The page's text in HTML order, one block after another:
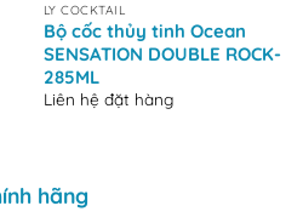
LY COCKTAIL
Bộ cốc thủy tinh Ocean
SENSATION DOUBLE ROCK-
285ML
Liên hệ đặt hàng
hãng